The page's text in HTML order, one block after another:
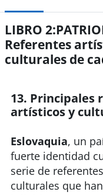
LIBRO
Referentes
culturales de
13. Principales
artísticos y
Eslovaquia, un
fuerte identidad
serie de
culturales que